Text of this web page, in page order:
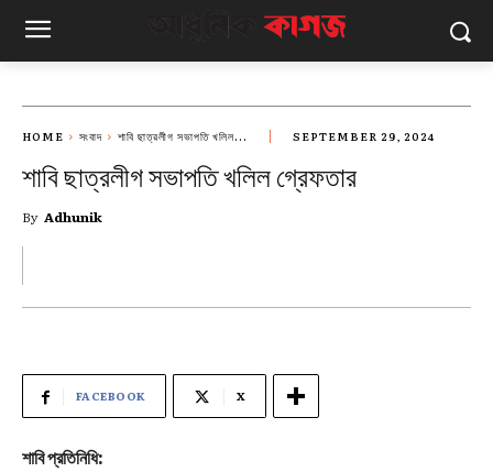
HOME সংবাদ শাবি ছাত্রলীগ সভাপতি খলিল... SEPTEMBER 29, 2024
শাবি ছাত্রলীগ সভাপতি খলিল গ্রেফতার
By Adhunik
FACEBOOK X
শাবি প্রতিনিধি: